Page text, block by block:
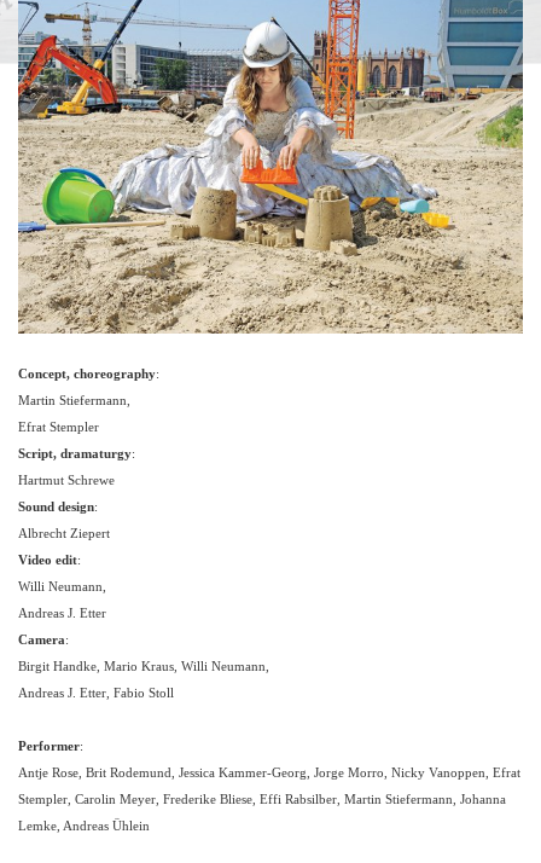
Concept, choreography:
Martin Stiefermann,
Efrat Stempler
Script, dramaturgy:
Hartmut Schrewe
Sound design:
Albrecht Ziepert
Video edit:
Willi Neumann,
Andreas J. Etter
Camera:
Birgit Handke, Mario Kraus, Willi Neumann,
Andreas J. Etter, Fabio Stoll
Performer:
Antje Rose, Brit Rodemund, Jessica Kammer-Georg, Jorge Morro, Nicky Vanoppen, Efrat
Stempler, Carolin Meyer, Frederike Bliese, Effi Rabsilber, Martin Stiefermann, Johanna
Lemke, Andreas Ühlein